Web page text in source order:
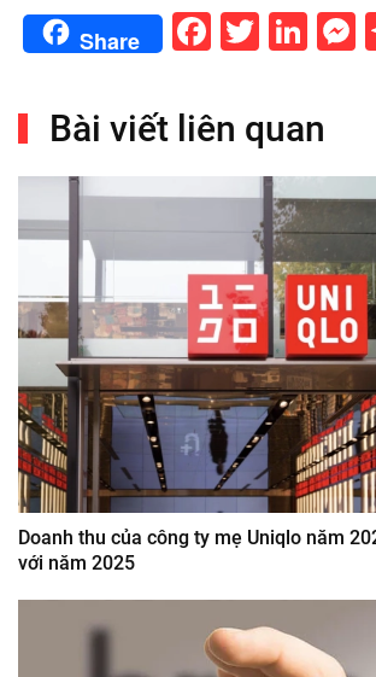
Share Facebook
Twitter
Bài viết liên quan
Doanh thu của công ty mẹ Uniqlo năm
với năm 2025